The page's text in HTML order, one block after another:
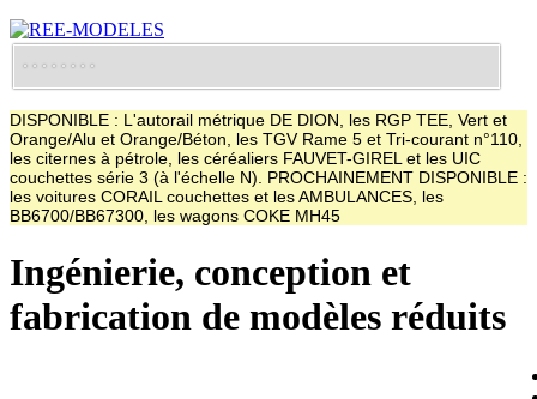
DISPONIBLE : L'autorail métrique DE DION, les RGP TEE, Vert et
Orange/Alu et Orange/Béton, les TGV Rame 5 et Tri-courant n°110,
les citernes à pétrole, les céréaliers FAUVET-GIREL et les UIC
couchettes série 3 (à l'échelle N). PROCHAINEMENT DISPONIBLE :
les voitures CORAIL couchettes et les AMBULANCES, les
BB6700/BB67300, les wagons COKE MH45
Ingénierie, conception et
fabrication de modèles réduits